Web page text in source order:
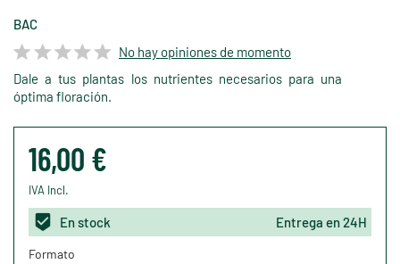
BAC
No hay opiniones de momento
Dale a tus plantas los nutrientes necesarios para una
óptima floración.
16,00 €
IVA Incl.
En stock Entrega en 24H
Formato